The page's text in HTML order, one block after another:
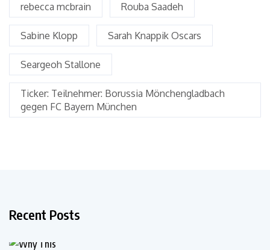
rebecca mcbrain Rouba Saadeh
Sabine Klopp Sarah Knappik Oscars
Seargeoh Stallone
Ticker: Teilnehmer: Borussia Mönchengladbach
gegen FC Bayern München
Recent Posts